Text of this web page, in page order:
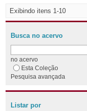
Exibindo itens 1-10
Busca no acervo
no acervo
Esta Coleção
Pesquisa avançada
Listar por